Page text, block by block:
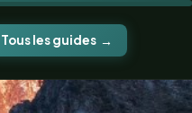
Tous les guides